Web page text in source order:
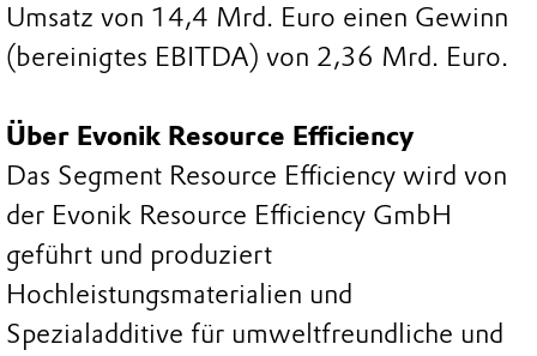
Umsatz von 14,4 Mrd. Euro einen Gewinn
(bereinigtes EBITDA) von 2,36 Mrd. Euro.
Über Evonik Resource Efficiency
Das Segment Resource Efficiency wird von
der Evonik Resource Efficiency GmbH
geführt und produziert
Hochleistungsmaterialien und
Spezialadditive für umweltfreundliche und